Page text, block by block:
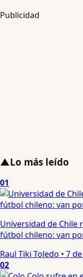
Publicidad
▲Lo más leído
01
Universidad de Chile
fútbol chileno: van
Raul Tiki Toledo • 7
02